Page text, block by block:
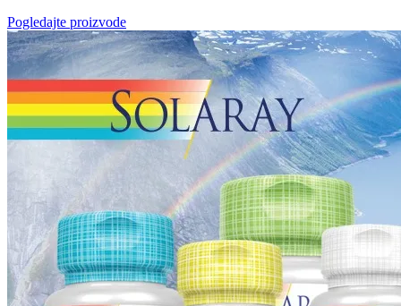
Pogledajte proizvode